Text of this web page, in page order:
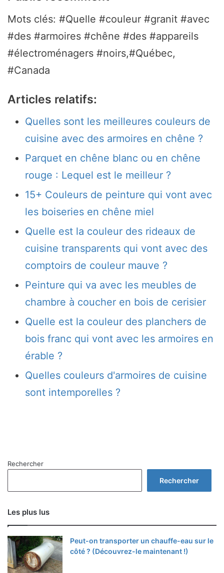
Mots clés: #Quelle #couleur #granit #avec
#des #armoires #chêne #des #appareils
#électroménagers #noirs,#Québec,
#Canada
Articles relatifs:
Quelles sont les meilleures couleurs de
cuisine avec des armoires en chêne ?
Parquet en chêne blanc ou en chêne
rouge : Lequel est le meilleur ?
15+ Couleurs de peinture qui vont avec
les boiseries en chêne miel
Quelle est la couleur des rideaux de
cuisine transparents qui vont avec des
comptoirs de couleur mauve ?
Peinture qui va avec les meubles de
chambre à coucher en bois de cerisier
Quelle est la couleur des planchers de
bois franc qui vont avec les armoires en
érable ?
Quelles couleurs d'armoires de cuisine
sont intemporelles ?
Rechercher
Rechercher
Les plus lus
Peut-on transporter un chauffe-eau sur le
côté ? (Découvrez-le maintenant !)